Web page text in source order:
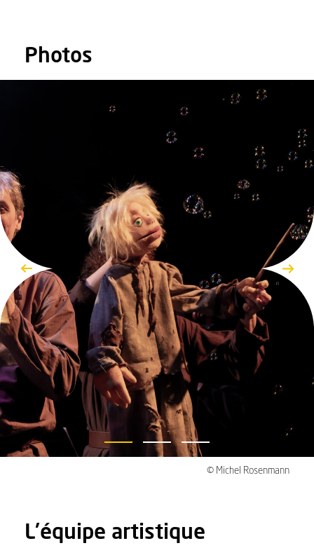
Photos
© Michel Rosenmann
L'équipe artistique